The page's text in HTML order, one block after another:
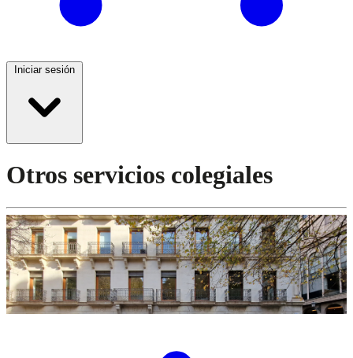
Iniciar sesión
Otros servicios colegiales